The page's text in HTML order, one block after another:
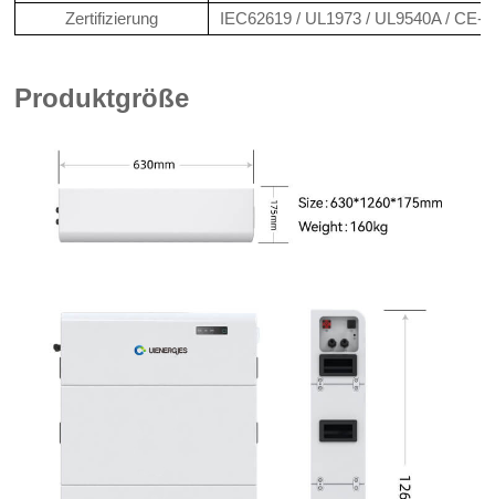
Zertifizierung
IEC62619 / UL1973 / UL9540A / CE-
Produktgröße